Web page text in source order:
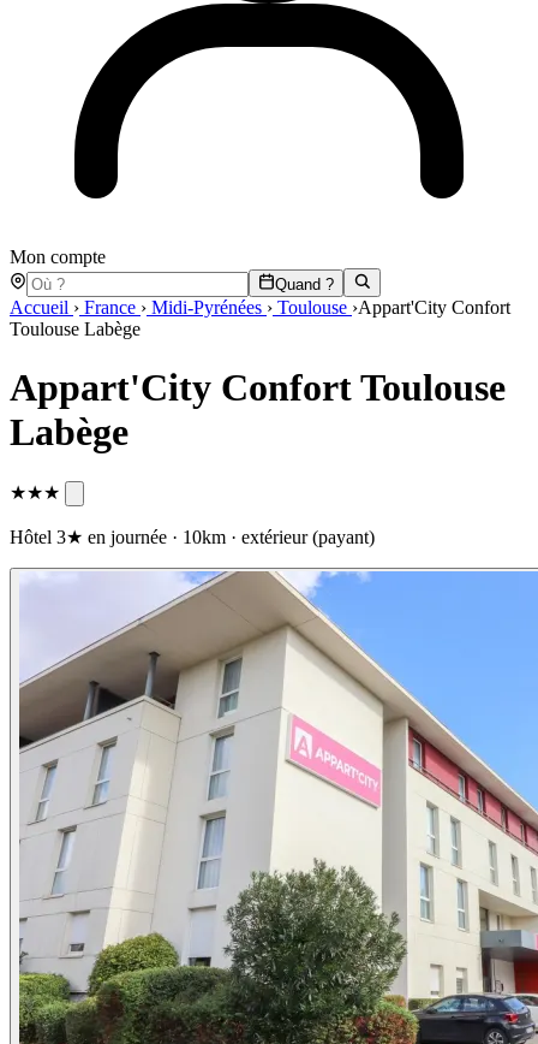
Mon compte
Quand ?
Accueil › France › Midi-Pyrénées › Toulouse ›Appart'City Confort
Toulouse Labège
Appart'City Confort Toulouse
Labège
★★★
Hôtel 3★ en journée · 10km · extérieur (payant)